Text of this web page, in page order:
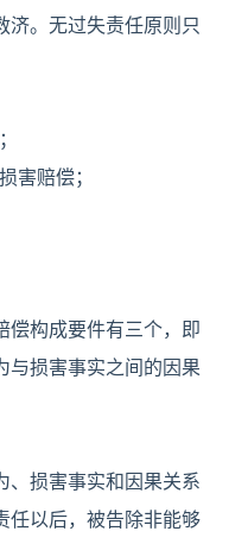
济。无过失责任原则只
害赔偿；
偿构成要件有三个，即
与损害事实之间的因果
、损害事实和因果关系
任以后，被告除非能够